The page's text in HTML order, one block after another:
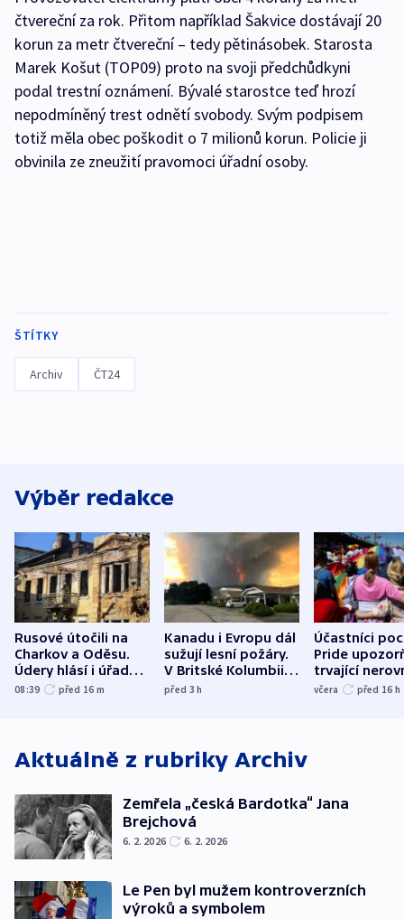
čtvereční za rok. Přitom například Šakvice dostávají 20
korun za metr čtvereční – tedy pětinásobek. Starosta
Marek Košut (TOP09) proto na svoji předchůdkyni
podal trestní oznámení. Bývalé starostce teď hrozí
nepodmíněný trest odnětí svobody. Svým podpisem
totiž měla obec poškodit o 7 milionů korun. Policie ji
obvinila ze zneužití pravomoci úřadní osoby.
ŠTÍTKY
Archiv ČT24
Výběr redakce
Rusové útočili na
Charkov a Oděsu.
Údery hlásí i úřady v
Bělgorodu
08:39 před 16 m
Kanadu i Evropu dál
sužují lesní požáry.
V Britské Kolumbii
evakuovali tisíce lidí
před 3h
Účastníci
Pride
trvající
včera před 16 h
Aktuálně z rubriky Archiv
Zemřela „česká Bardotka“ Jana
Brejchová
6. 2. 2026 6. 2. 2026
Le Pen byl mužem kontroverzních
výroků a symbolem